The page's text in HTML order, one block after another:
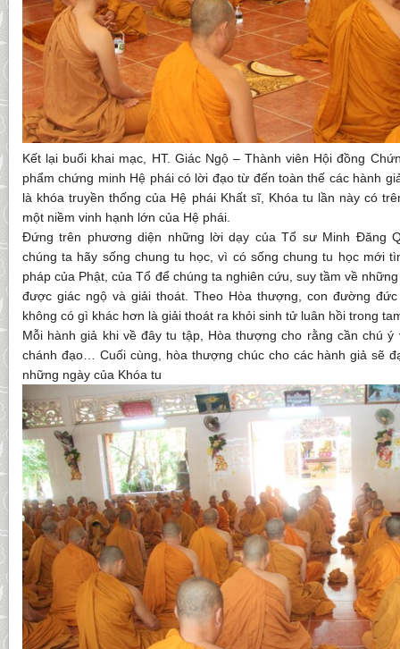
Kết lại buổi khai mạc, HT. Giác Ngộ – Thành viên Hội đồng
phẩm chứng minh Hệ phái có lời đạo từ đến toàn thế các hành
là khóa truyền thống của Hệ phái Khất sĩ, Khóa tu lần này có
một niềm vinh hạnh lớn của Hệ phái.
Đứng trên phương diện những lời dạy của Tổ sư Minh Đăng
chúng ta hãy sống chung tu học, vì có sống chung tu học mới
pháp của Phật, của Tổ để chúng ta nghiên cứu, suy tầm về
được giác ngộ và giải thoát. Theo Hòa thượng, con đường
không có gì khác hơn là giải thoát ra khỏi sinh tử luân hồi trong
Mỗi hành giả khi về đây tu tập, Hòa thượng cho rằng cần chú
chánh đạo… Cuối cùng, hòa thượng chúc cho các hành giả sẽ
những ngày của Khóa tu